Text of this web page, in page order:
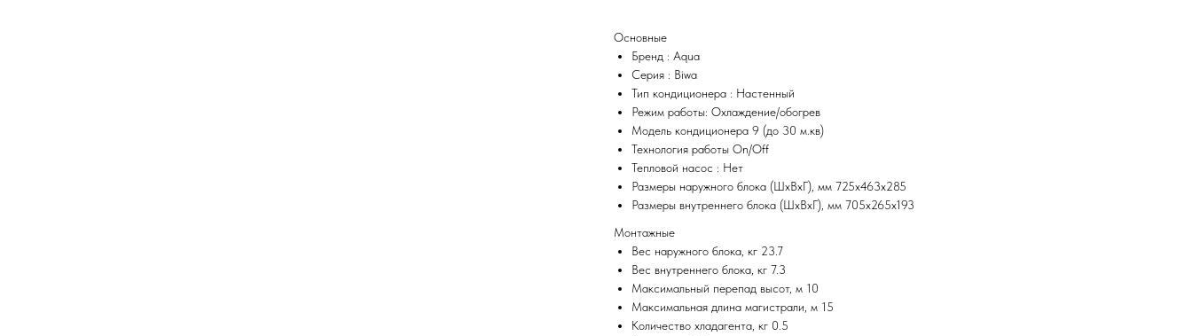
Основные
Бренд : Aqua
Серия : Biwa
Тип кондиционера : Настенный
Режим работы: Охлаждение/обогрев
Модель кондиционера 9 (до 30 м.кв)
Технология работы On/Off
Тепловой насос : Нет
Размеры наружного блока (ШxВxГ), мм 725x463x285
Размеры внутреннего блока (ШxВxГ), мм 705x265x193
Монтажные
Вес наружного блока, кг 23.7
Вес внутреннего блока, кг 7.3
Максимальный перепад высот, м 10
Максимальная длина магистрали, м 15
Количество хладагента, кг 0.5